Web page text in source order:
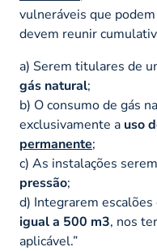
vulneráveis que
devem reunir
a) Serem titulares de
gás natural;
b) O consumo de gás
exclusivamente a uso
permanente;
c) As instalações
pressão;
d) Integrarem escalões
igual a 500 m3, nos
aplicável.”